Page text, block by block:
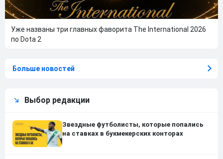
Уже названы три главных фаворита The International 2026
по Dota 2
Больше новостей
Выбор редакции
Звездные футболисты, которые попались
на ставках в букмекерских конторах